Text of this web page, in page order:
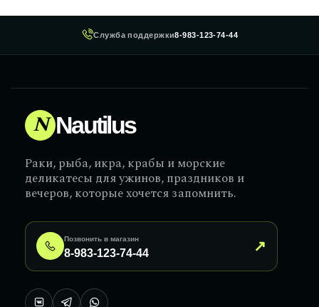
Служба поддержки8-983-123-74-44
N Nautilus
Раки, рыба, икра, крабы и морские
деликатесы для ужинов, праздников и
вечеров, которые хочется запомнить.
Позвонить в магазин
8-983-123-74-44 ↗